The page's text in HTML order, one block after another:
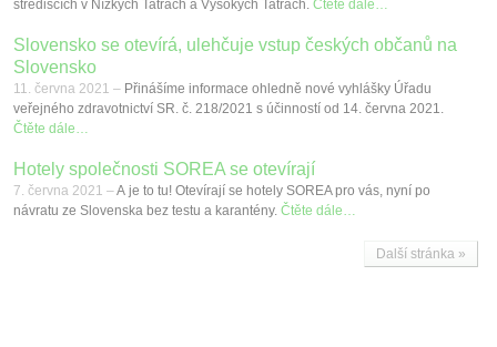
střediscích v Nízkých Tatrách a Vysokých Tatrách. Čtěte dále…
Slovensko se otevírá, ulehčuje vstup českých občanů na
Slovensko
11. června 2021 – Přinášíme informace ohledně nové vyhlášky Úřadu
veřejného zdravotnictví SR. č. 218/2021 s účinností od 14. června 2021.
Čtěte dále…
Hotely společnosti SOREA se otevírají
7. června 2021 –A je to tu! Otevírají se hotely SOREA pro vás, nyní po
návratu ze Slovenska bez testu a karantény. Čtěte dále…
Další stránka »